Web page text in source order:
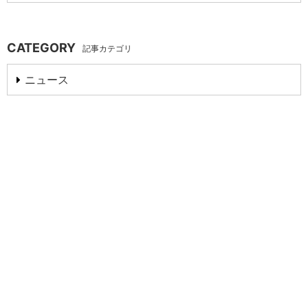
CATEGORY 記事カテゴリ
ニュース